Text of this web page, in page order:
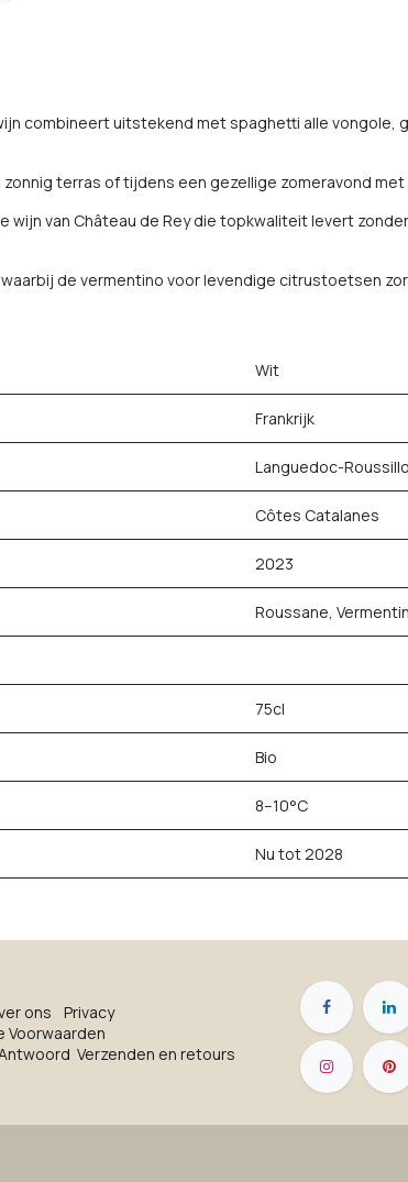
combineert uitstekend met spaghetti alle vongole,
terras of tijdens een gezellige zomeravond met
wijn van Château de Rey die topkwaliteit levert
de vermentino voor levendige citrustoetsen
Wit
Frankrijk
Languedoc-
Côtes Catalanes
2023
Roussane,
75cl
Bio
8–10°C
Nu tot 2028
on​s
Privacy
Voorwaarden
Verzenden en retours